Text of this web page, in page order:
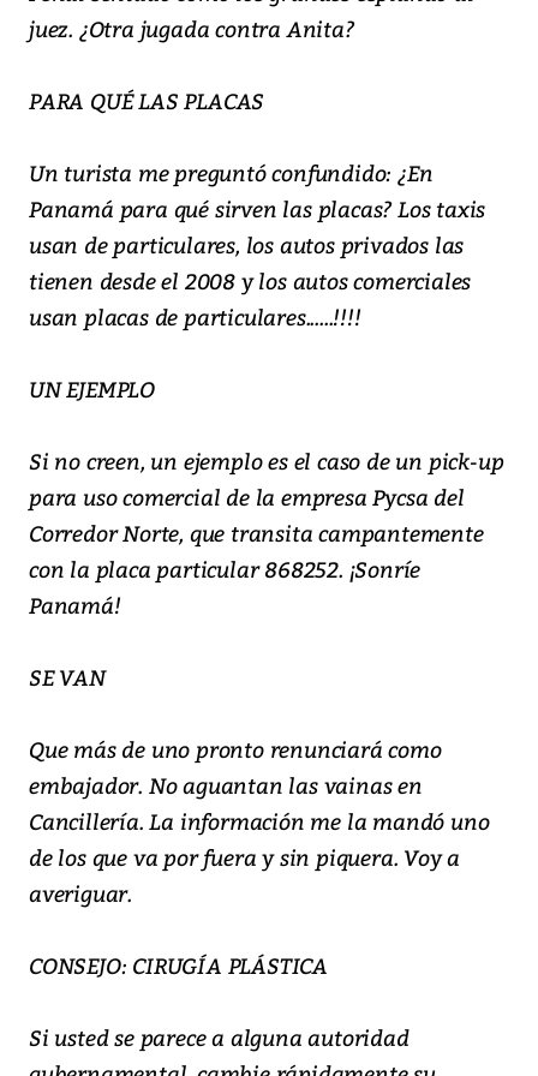
juez. ¿Otra jugada contra Anita?
PARA QUÉ LAS PLACAS
Un turista me preguntó confundido: ¿En
Panamá para qué sirven las placas? Los taxis
usan de particulares, los autos privados las
tienen desde el 2008 y los autos comerciales
usan placas de particulares......!!!!
UN EJEMPLO
Si no creen, un ejemplo es el caso de un pick-up
para uso comercial de la empresa Pycsa del
Corredor Norte, que transita campantemente
con la placa particular 868252. ¡Sonríe
Panamá!
SE VAN
Que más de uno pronto renunciará como
embajador. No aguantan las vainas en
Cancillería. La información me la mandó uno
de los que va por fuera y sin piquera. Voy a
averiguar.
CONSEJO: CIRUGÍA PLÁSTICA
Si usted se parece a alguna autoridad